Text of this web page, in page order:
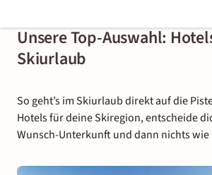
Unsere Top-Auswahl:
Skiurlaub
So geht’s im Skiurlaub direkt auf die
Hotels für deine Skiregion, entscheide
Wunsch-Unterkunft und dann nichts